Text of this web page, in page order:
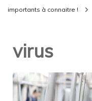
importants à connaitre !
virus